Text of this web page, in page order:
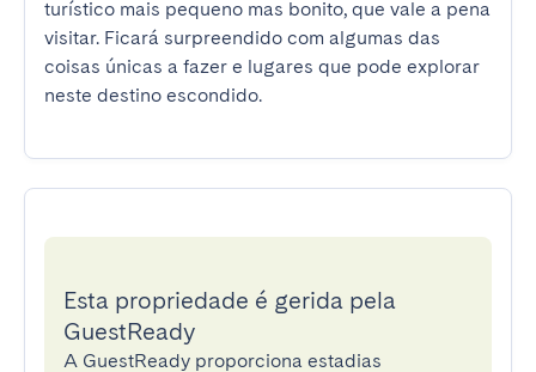
turístico mais pequeno mas bonito, que vale a pena
visitar. Ficará surpreendido com algumas das
coisas únicas a fazer e lugares que pode explorar
neste destino escondido.
Esta propriedade é gerida pela
GuestReady
A GuestReady proporciona estadias